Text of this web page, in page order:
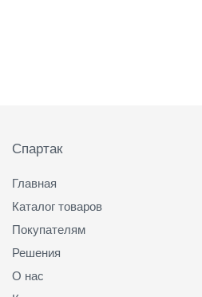
Спартак
Главная
Каталог товаров
Покупателям
Решения
О нас